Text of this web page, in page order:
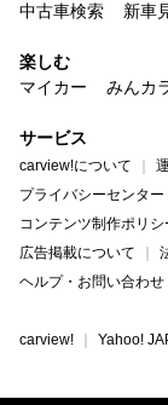
中古車検索
新車
楽しむ
マイカー
みんカ
サービス
carview!について
プライバシーセンター
コンテンツ制作ポリシ
広告掲載について
ヘルプ・お問い合わせ
carview! Yahoo!